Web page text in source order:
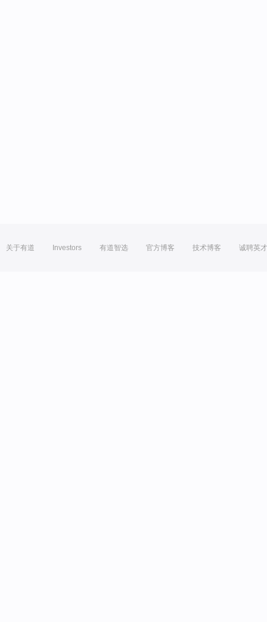
关于有道 Investors 有道智选 官方博客 技术博客 诚聘英才